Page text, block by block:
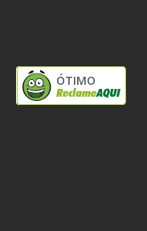
ÓTIMO